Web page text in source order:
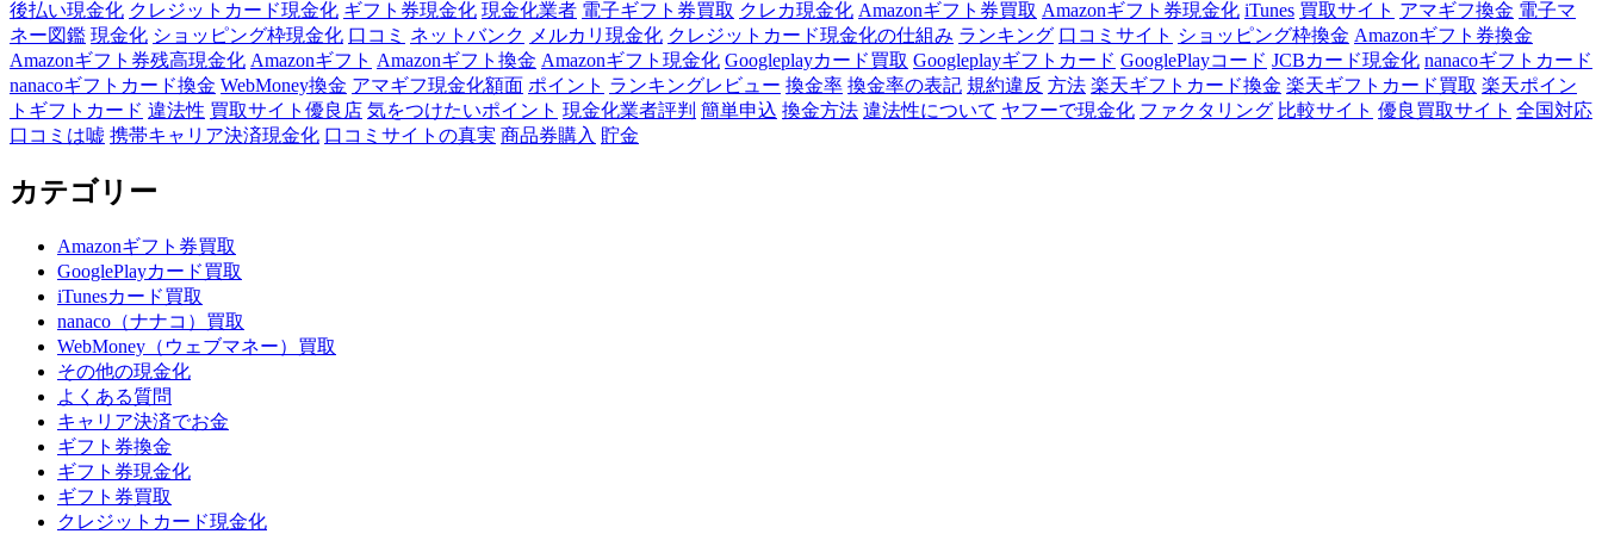
後払い現金化 クレジットカード現金化 ギフト券現金化 現金化業者 電子ギフト券買取 クレカ現金化 Amazonギフト券買取 Amazonギフト券現金化 iTunes 買取サイト アマギフ換金 電子マ
ネー図鑑 現金化 ショッピング枠現金化 口コミ ネットバンク メルカリ現金化 クレジットカード現金化の仕組み ランキング 口コミサイト ショッピング枠換金 Amazonギフト券換金
Amazonギフト券残高現金化 Amazonギフト Amazonギフト換金 Amazonギフト現金化 Googleplayカード買取 Googleplayギフトカード GooglePlayコード JCBカード現金化 nanacoギフトカード
nanacoギフトカード換金 WebMoney換金 アマギフ現金化額面 ポイント ランキングレビュー 換金率 換金率の表記 規約違反 方法 楽天ギフトカード換金 楽天ギフトカード買取 楽天ポイン
トギフトカード 違法性 買取サイト優良店 気をつけたいポイント 現金化業者評判 簡単申込 換金方法 違法性について ヤフーで現金化 ファクタリング 比較サイト 優良買取サイト 全国対応
口コミは嘘 携帯キャリア決済現金化 口コミサイトの真実 商品券購入 貯金
カテゴリー
Amazonギフト券買取
GooglePlayカード買取
iTunesカード買取
nanaco（ナナコ）買取
WebMoney（ウェブマネー）買取
その他の現金化
よくある質問
キャリア決済でお金
ギフト券換金
ギフト券現金化
ギフト券買取
クレジットカード現金化